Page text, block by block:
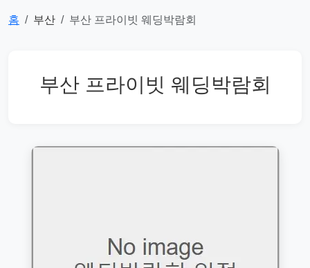
홈 부산 부산 프라이빗 웨딩박람회
부산 프라이빗 웨딩박람회